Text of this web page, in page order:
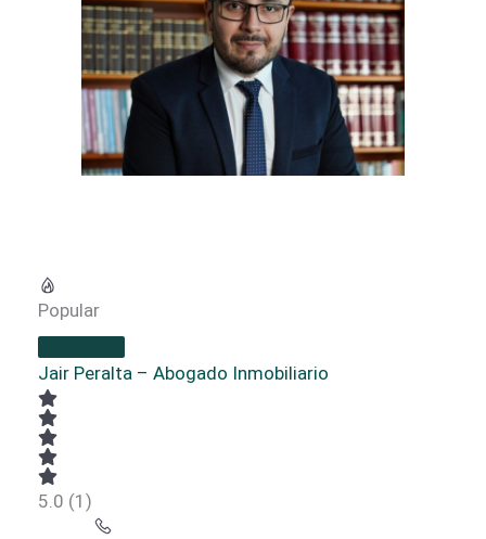
Popular
Jair Peralta – Abogado Inmobiliario
5.0 (1)